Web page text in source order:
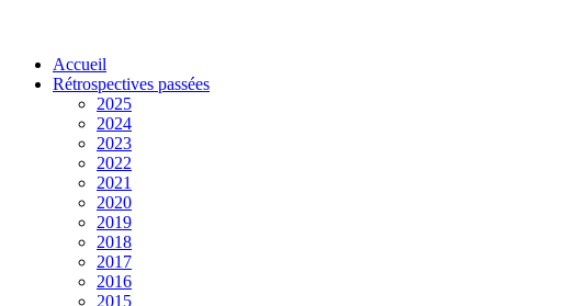
Accueil
Rétrospectives passées
2025
2024
2023
2022
2021
2020
2019
2018
2017
2016
2015